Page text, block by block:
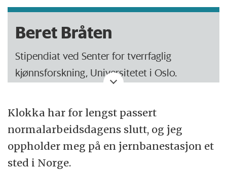
Beret Bråten
Stipendiat ved Senter for tverrfaglig
kjønnsforskning, Universitetet i Oslo.
journalist.
Klokka har for lengst passert
normalarbeidsdagens slutt, og jeg
oppholder meg på en jernbanestasjon et
sted i Norge.